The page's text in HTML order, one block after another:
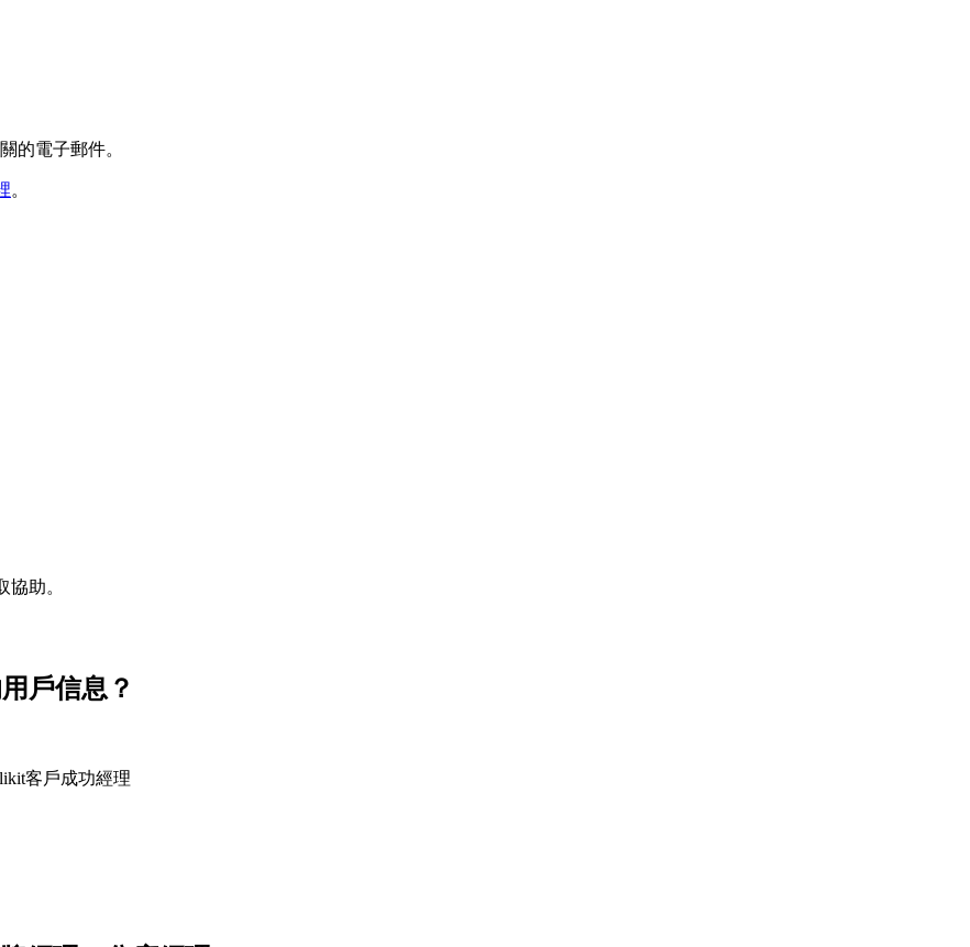
的電子郵件。
。
助。
戶信息？
客戶成功經理